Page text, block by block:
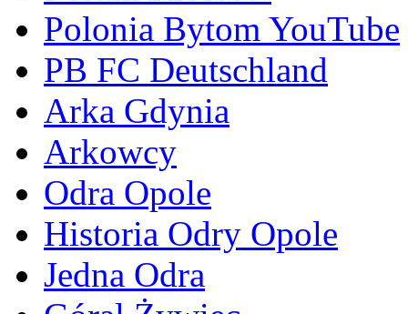
Polonia Bytom YouTube
PB FC Deutschland
Arka Gdynia
Arkowcy
Odra Opole
Historia Odry Opole
Jedna Odra